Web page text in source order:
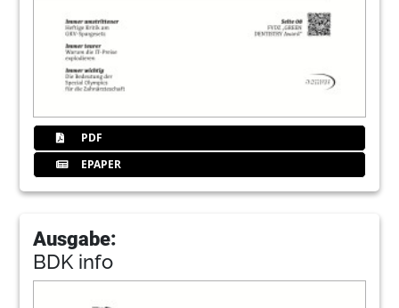
PDF
EPAPER
Ausgabe:
BDK info